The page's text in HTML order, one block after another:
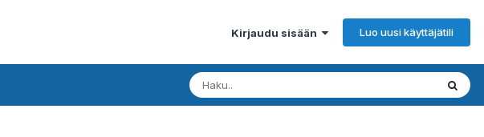
Kirjaudu sisään Luo uusi käyttäjätili